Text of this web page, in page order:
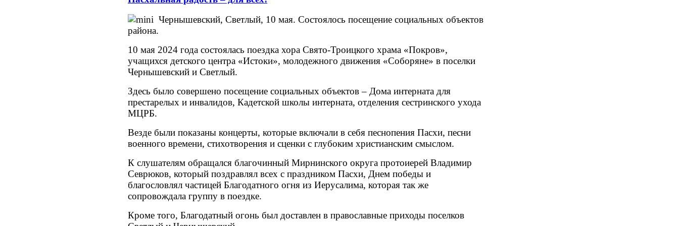
Чернышевский, Светлый, 10 мая. Состоялось посещение социальных объектов
района.
10 мая 2024 года состоялась поездка хора Свято-Троицкого храма «Покров»,
учащихся детского центра «Истоки», молодежного движения «Соборяне» в поселки
Чернышевский и Светлый.
Здесь было совершено посещение социальных объектов – Дома интерната для
престарелых и инвалидов, Кадетской школы интерната, отделения сестринского ухода
МЦРБ.
Везде были показаны концерты, которые включали в себя песнопения Пасхи, песни
военного времени, стихотворения и сценки с глубоким христианским смыслом.
К слушателям обращался благочинный Мирнинского округа протоиерей Владимир
Севрюков, который поздравлял всех с праздником Пасхи, Днем победы и
благословлял частицей Благодатного огня из Иерусалима, которая так же
сопровождала группу в поездке.
Кроме того, Благодатный огонь был доставлен в православные приходы поселков